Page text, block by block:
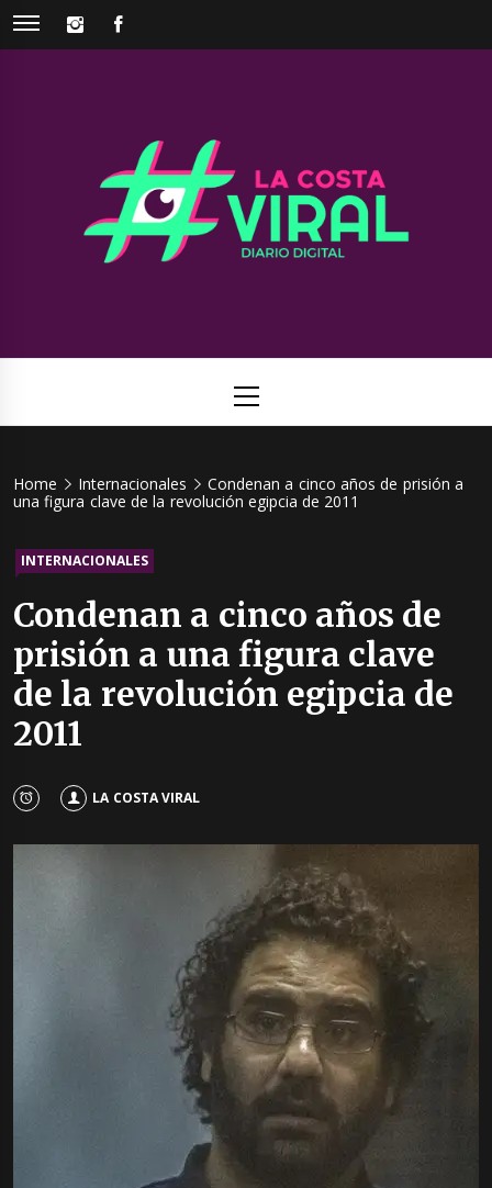
Skip
INSTAGRAM
Viral
Menu
Home Internacionales
Condenan a cinco años de prisión a
una figura clave de la revolución egipcia de 2011
INTERNACIONALES
Condenan a cinco años de
prisión a una figura clave
de la revolución egipcia de
2011
LA COSTA VIRAL